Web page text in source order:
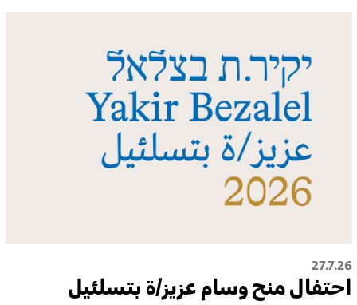
27.7.26
احتفال منح وسام عزيز/ة بتسلئيل